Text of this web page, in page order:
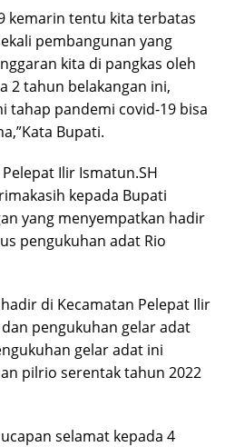
kemarin tentu kita terbatas
pembangunan yang
kita di pangkas oleh
2 tahun belakangan ini,
tahap pandemi covid-19 bisa
Bupati.
Ilir Ismatun.SH
kepada Bupati
yang menyempatkan hadir
pengukuhan adat Rio
di Kecamatan Pelepat Ilir
pengukuhan gelar adat
gelar adat ini
pilrio serentak tahun 2022
selamat kepada 4